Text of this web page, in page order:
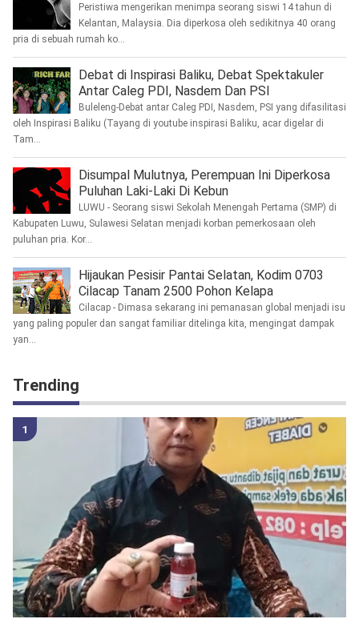
Peristiwa mengerikan menimpa seorang siswi 14 tahun di
Kelantan, Malaysia. Dia diperkosa oleh sedikitnya 40 orang
pria di sebuah rumah ko...
Debat di Inspirasi Baliku, Debat Spektakuler
Antar Caleg PDI, Nasdem Dan PSI
Buleleng-Debat antar Caleg PDI, Nasdem, PSI yang difasilitasi
oleh Inspirasi Baliku (Tayang di youtube inspirasi Baliku, acar digelar di
Tam...
Disumpal Mulutnya, Perempuan Ini Diperkosa
Puluhan Laki-Laki Di Kebun
LUWU - Seorang siswi Sekolah Menengah Pertama (SMP) di
Kabupaten Luwu, Sulawesi Selatan menjadi korban pemerkosaan oleh
puluhan pria. Kor...
Hijaukan Pesisir Pantai Selatan, Kodim 0703
Cilacap Tanam 2500 Pohon Kelapa
Cilacap - Dimasa sekarang ini pemanasan global menjadi isu
yang paling populer dan sangat familiar ditelinga kita, mengingat dampak
yan...
Trending